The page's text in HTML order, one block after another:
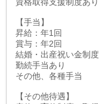
【手当】
昇給：年1回
賞与：年2回
結婚・出産祝い金制度
勤続手当あり
その他、各種手当
【その他待遇】